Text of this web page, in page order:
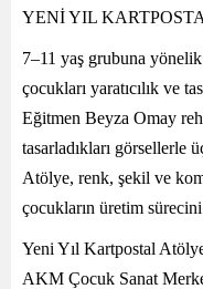
YENİ YIL
7–11 yaş grubuna
çocukları yaratıcılık ve
Eğitmen Beyza Omay
tasarladıkları görsellerle
Atölye, renk, şekil ve
çocukların üretim
Yeni Yıl Kartpostal
AKM Çocuk Sanat